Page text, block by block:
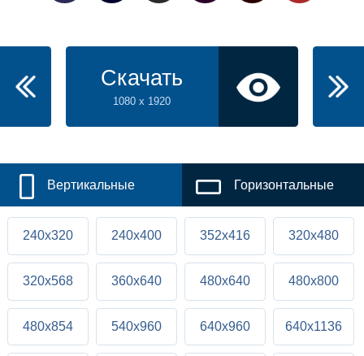
Скачать
1080 x 1920
Вертикальные Горизонтальные
240x320 240x400 352x416 320x480
320x568 360x640 480x640 480x800
480x854 540x960 640x960 640x1136